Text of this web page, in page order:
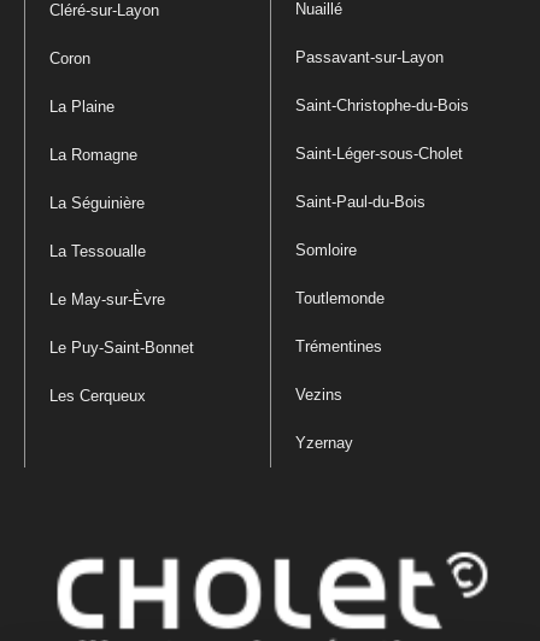
Cléré-sur-Layon
Coron
La Plaine
La Romagne
La Séguinière
La Tessoualle
Le May-sur-Èvre
Le Puy-Saint-Bonnet
Les Cerqueux
Nuaillé
Passavant-sur-Layon
Saint-Christophe-du-Bois
Saint-Léger-sous-Cholet
Saint-Paul-du-Bois
Somloire
Toutlemonde
Trémentines
Vezins
Yzernay